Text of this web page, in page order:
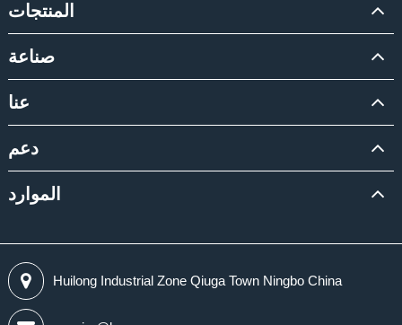
المنتجات
صناعة
عنا
دعم
الموارد
Huilong Industrial Zone Qiuga Town Ningbo China